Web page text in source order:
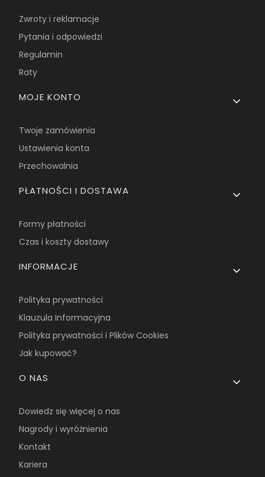
Zwroty i reklamacje
Pytania i odpowiedzi
Regulamin
Raty
MOJE KONTO
Twoje zamówienia
Ustawienia konta
Przechowalnia
PŁATNOŚCI I DOSTAWA
Formy płatności
Czas i koszty dostawy
INFORMACJE
Polityka prywatności
Klauzula Informacyjna
Polityka prywatności i Plików Cookies
Jak kupować?
O NAS
Dowiedz się więcej o nas
Nagrody i wyróżnienia
Kontakt
Kariera